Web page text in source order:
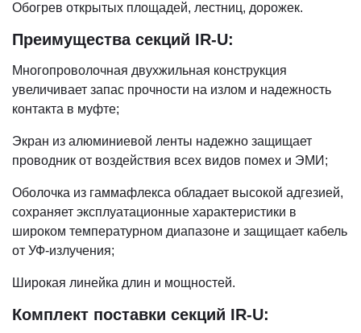
Обогрев открытых площадей, лестниц, дорожек.
Преимущества секций IR-U:
Многопроволочная двухжильная конструкция
увеличивает запас прочности на излом и надежность
контакта в муфте;
Экран из алюминиевой ленты надежно защищает
проводник от воздействия всех видов помех и ЭМИ;
Оболочка из гаммафлекса обладает высокой адгезией,
сохраняет эксплуатационные характеристики в
широком температурном диапазоне и защищает кабель
от УФ-излучения;
Широкая линейка длин и мощностей.
Комплект поставки секций IR-U: